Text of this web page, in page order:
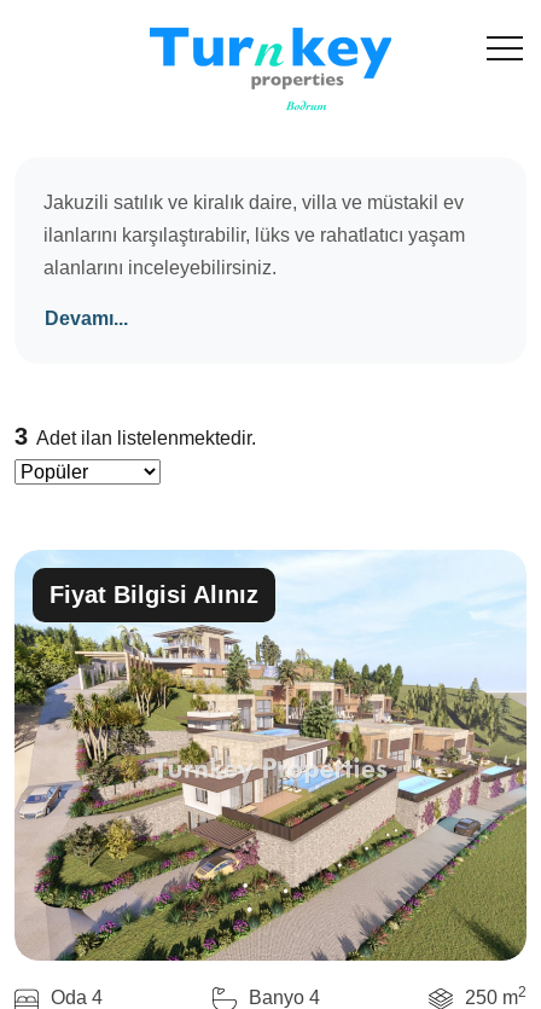
Jakuzili satılık ve kiralık daire, villa ve müstakil ev
ilanlarını karşılaştırabilir, lüks ve rahatlatıcı yaşam
alanlarını inceleyebilirsiniz.
Devamı...
3 Adet ilan listelenmektedir.
Fiyat Bilgisi Alınız
Oda 4 Banyo 4 250 m2